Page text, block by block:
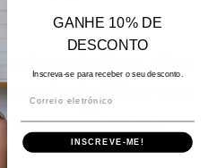
de cabelo curtos
de 50 anos:
estilo para
GANHE 10% DE
DESCONTO
Inscreva-se para receber o seu desconto.
INSCREVE-ME!